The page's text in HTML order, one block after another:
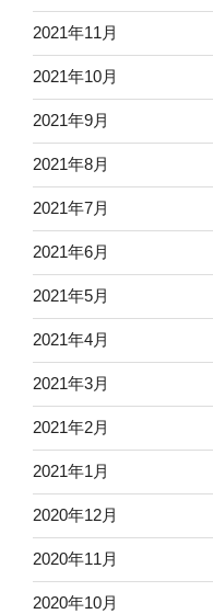
2021年11月
2021年10月
2021年9月
2021年8月
2021年7月
2021年6月
2021年5月
2021年4月
2021年3月
2021年2月
2021年1月
2020年12月
2020年11月
2020年10月